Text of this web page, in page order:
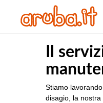
Il
Stiamo
disagio, la nostra